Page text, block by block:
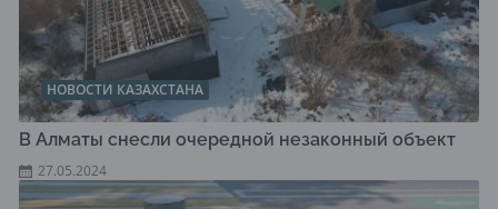
НОВОСТИ КАЗАХСТАНА
В Алматы снесли очередной незаконный объект
27.05.2024